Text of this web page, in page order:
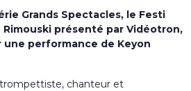
Grands Spectacles, le Festi
présenté par Vidéotron,
performance de Keyon
chanteur et